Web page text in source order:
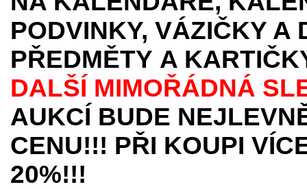
PODVINKY, VÁZIČKY A
PŘEDMĚTY A
DALŠÍ MIMOŘÁDNÁ
AUKCÍ BUDE
CENU!!! PŘI KOUPI
20%!!!